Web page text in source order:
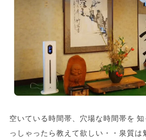
空いている時間帯、穴場な時間帯を
っしゃったら教えて欲しい・・泉質は